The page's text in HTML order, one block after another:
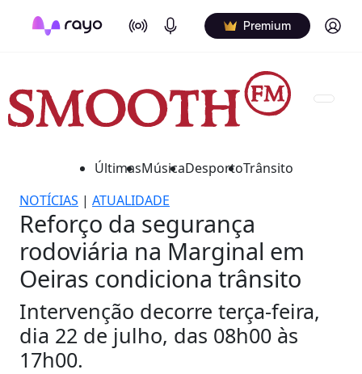
On Air Podcasts Premium Log in
ÚltimasMúsicaDesportoTrânsito
NOTÍCIAS | ATUALIDADE
Reforço da segurança
rodoviária na Marginal em
Oeiras condiciona trânsito
Intervenção decorre terça-feira,
dia 22 de julho, das 08h00 às
17h00.